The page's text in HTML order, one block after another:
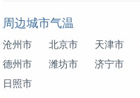
周边城市气温
沧州市 北京市 天津市
德州市
潍坊市 济宁市
日照市